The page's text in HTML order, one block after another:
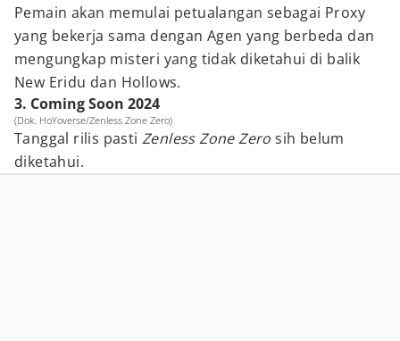
Pemain akan memulai petualangan sebagai Proxy
yang bekerja sama dengan Agen yang berbeda dan
mengungkap misteri yang tidak diketahui di balik
New Eridu dan Hollows.
3. Coming Soon 2024
(Dok. HoYoverse/Zenless Zone Zero)
Tanggal rilis pasti Zenless Zone Zerosih belum
diketahui.